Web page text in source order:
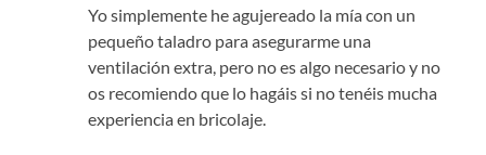
Yo simplemente he agujereado la mía con un
pequeño taladro para asegurarme una
ventilación extra, pero no es algo necesario y no
os recomiendo que lo hagáis si no tenéis mucha
experiencia en bricolaje.